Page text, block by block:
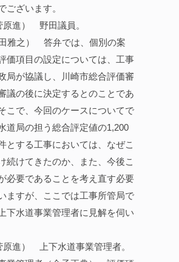
ございます。
原進） 野田議員。
雅之） 答弁では、個別の案
価項目の設定については、工事
局が協議し、川崎市総合評価審
議の後に決定するとのことであ
こで、今回のケースについてで
道局の担う総合評定値の1,200
とする工事においては、なぜこ
続けてきたのか、また、今後こ
必要であることを考え直す必要
ますが、ここでは工事所管局で
下水道事業管理者に見解を伺い
原進） 上下水道事業管理者。